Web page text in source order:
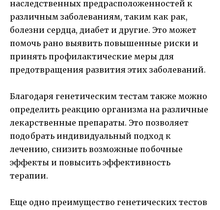
наследственных предрасположенностей к
различным заболеваниям, таким как рак,
болезни сердца, диабет и другие. Это может
помочь рано выявить повышенные риски и
принять профилактические меры для
предотвращения развития этих заболеваний.
Благодаря генетическим тестам также можно
определить реакцию организма на различные
лекарственные препараты. Это позволяет
подобрать индивидуальный подход к
лечению, снизить возможные побочные
эффекты и повысить эффективность
терапии.
Еще одно преимущество генетических тестов